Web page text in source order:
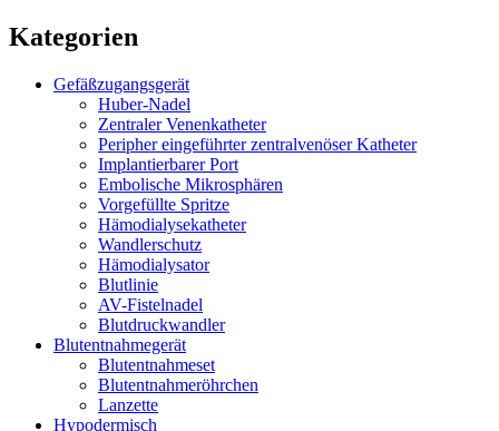
Kategorien
Gefäßzugangsgerät
Huber-Nadel
Zentraler Venenkatheter
Peripher eingeführter zentralvenöser Katheter
Implantierbarer Port
Embolische Mikrosphären
Vorgefüllte Spritze
Hämodialysekatheter
Wandlerschutz
Hämodialysator
Blutlinie
AV-Fistelnadel
Blutdruckwandler
Blutentnahmegerät
Blutentnahmeset
Blutentnahmeröhrchen
Lanzette
Hypodermisch